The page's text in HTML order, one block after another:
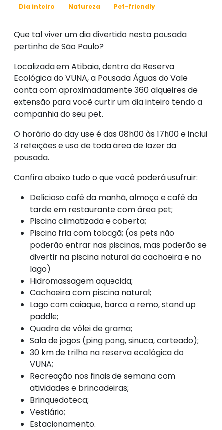
Dia inteiro Natureza Pet-friendly
Que tal viver um dia divertido nesta pousada
pertinho de São Paulo?
Localizada em Atibaia, dentro da Reserva
Ecológica do VUNA, a Pousada Águas do Vale
conta com aproximadamente 360 alqueires de
extensão para você curtir um dia inteiro tendo a
companhia do seu pet.
O horário do day use é das 08h00 às 17h00 e inclui
3 refeições e uso de toda área de lazer da
pousada.
Confira abaixo tudo o que você poderá usufruir:
Delicioso café da manhã, almoço e café da
tarde em restaurante com área pet;
Piscina climatizada e coberta;
Piscina fria com tobagã; (os pets não
poderão entrar nas piscinas, mas poderão se
divertir na piscina natural da cachoeira e no
lago)
Hidromassagem aquecida;
Cachoeira com piscina natural;
Lago com caiaque, barco a remo, stand up
paddle;
Quadra de vôlei de grama;
Sala de jogos (ping pong, sinuca, carteado);
30 km de trilha na reserva ecológica do
VUNA;
Recreação nos finais de semana com
atividades e brincadeiras;
Brinquedoteca;
Vestiário;
Estacionamento.